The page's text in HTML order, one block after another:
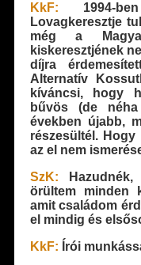
KkF: 1994-
Lovagkeresztje
még a
kiskeresztjének
díjra
Alternatív
kíváncsi, hogy
bűvös (de
években újabb,
részesültél.
az el nem
SzK:
örültem minden
amit családom
el mindig és
KkF: Írói